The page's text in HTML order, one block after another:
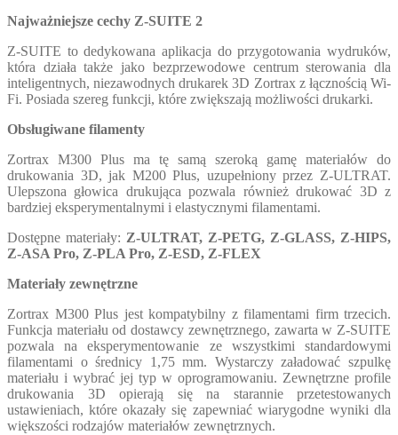
Najważniejsze cechy Z-SUITE 2
Z-SUITE to dedykowana aplikacja do przygotowania wydruków,
która działa także jako bezprzewodowe centrum sterowania dla
inteligentnych, niezawodnych drukarek 3D Zortrax z łącznością Wi-
Fi. Posiada szereg funkcji, które zwiększają możliwości drukarki.
Obsługiwane filamenty
Zortrax M300 Plus ma tę samą szeroką gamę materiałów do
drukowania 3D, jak M200 Plus, uzupełniony przez Z-ULTRAT.
Ulepszona głowica drukująca pozwala również drukować 3D z
bardziej eksperymentalnymi i elastycznymi filamentami.
Dostępne materiały: Z-ULTRAT, Z-PETG, Z-GLASS, Z-HIPS,
Z-ASA Pro, Z-PLA Pro, Z-ESD, Z-FLEX
Materiały zewnętrzne
Zortrax M300 Plus jest kompatybilny z filamentami firm trzecich.
Funkcja materiału od dostawcy zewnętrznego, zawarta w Z-SUITE
pozwala na eksperymentowanie ze wszystkimi standardowymi
filamentami o średnicy 1,75 mm. Wystarczy załadować szpulkę
materiału i wybrać jej typ w oprogramowaniu. Zewnętrzne profile
drukowania 3D opierają się na starannie przetestowanych
ustawieniach, które okazały się zapewniać wiarygodne wyniki dla
większości rodzajów materiałów zewnętrznych.